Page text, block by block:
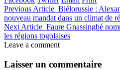
Previous Article Biélorussie :
nouveau mandat dans un climat de
Next Article Faure Gnassingbé
les régions togolaises
Leave a comment
Laisser un commentaire